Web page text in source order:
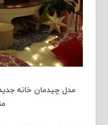
مدل چیدمان خانه